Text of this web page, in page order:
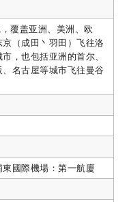
覆盖亚洲、美洲、欧
（成田丶羽田）飞往洛
，也包括亚洲的首尔、
名古屋等城市飞往曼谷
國際機場：第一航廈